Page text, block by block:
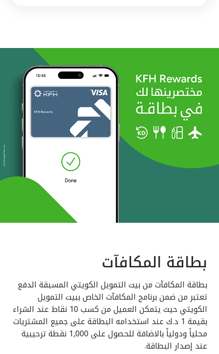
بطاقة المكافآت
بطاقة المكافآت من بيت التمويل الكويتي المسبقة الدفع
تعتبر من ضمن برنامج المكافآت الخاص ببيت التمويل
الكويتي حيث يتمكن العميل من كسب 10 نقاط عند الشراء
بقيمة 1 د.ك عند استخدامه البطاقة على جميع المشتريات
محلياً ودولياً بالاضافة للحصول على 1,000 نقطة ترحيبية
عند إصدار البطاقة.